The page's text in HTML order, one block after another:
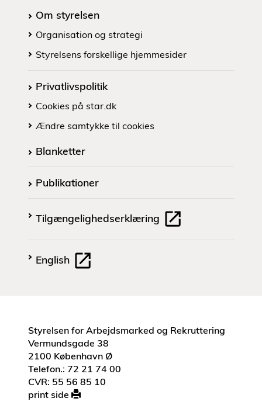
Om styrelsen
Organisation og strategi
Styrelsens forskellige hjemmesider
Privatlivspolitik
Cookies på star.dk
Ændre samtykke til cookies
Blanketter
Publikationer
Tilgængelighedserklæring
English
Styrelsen for Arbejdsmarked og Rekruttering
Vermundsgade 38
2100 København Ø
Telefon.: 72 21 74 00
CVR: 55 56 85 10
print side